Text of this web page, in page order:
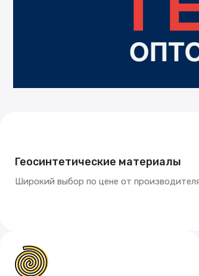
Геосинтетические материалы
Широкий выбор по цене от